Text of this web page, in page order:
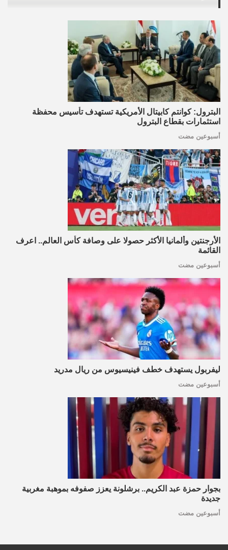
البترول: كوانتم كابيتال الأمريكية تستهدف تأسيس محفظة
استثمارات بقطاع البترول
أسبوعين مضت
الأرجنتين وألمانيا الأكثر حصولا على وصافة كأس العالم.. اعرف
القائمة
أسبوعين مضت
ليفربول يستهدف خطف فينيسيوس من ريال مدريد
أسبوعين مضت
بجوار حمزة عبد الكريم.. برشلونة يعزز صفوفه بموهبة مغربية
جديدة
أسبوعين مضت